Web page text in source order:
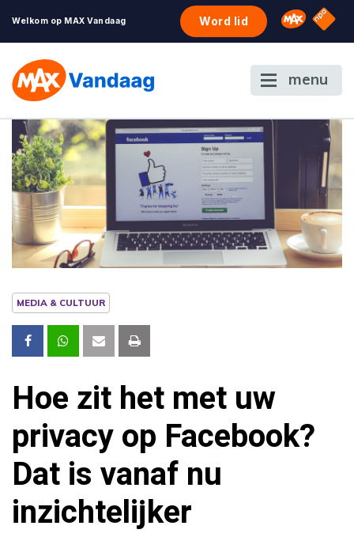
Welkom op MAX Vandaag Word lid Omroep
NPO
menu
MEDIA & CULTUUR
Hoe zit het met uw
privacy op Facebook?
Dat is vanaf nu
inzichtelijker